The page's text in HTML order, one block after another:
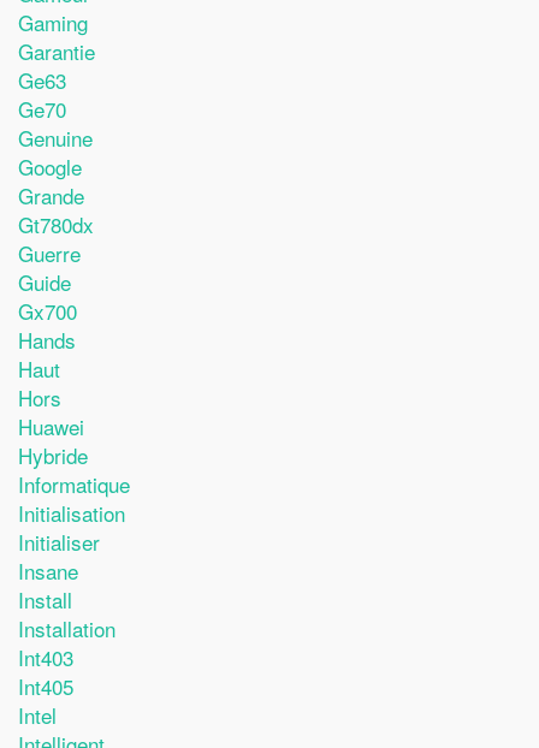
Gaming
Garantie
Ge63
Ge70
Genuine
Google
Grande
Gt780dx
Guerre
Guide
Gx700
Hands
Haut
Hors
Huawei
Hybride
Informatique
Initialisation
Initialiser
Insane
Install
Installation
Int403
Int405
Intel